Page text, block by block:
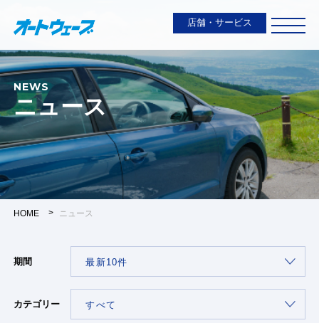
店舗・サービス
NEWS
ニュース
HOME ニュース
期間
カテゴリー